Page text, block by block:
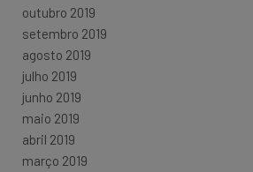
outubro 2019
setembro 2019
agosto 2019
julho 2019
junho 2019
maio 2019
abril 2019
março 2019